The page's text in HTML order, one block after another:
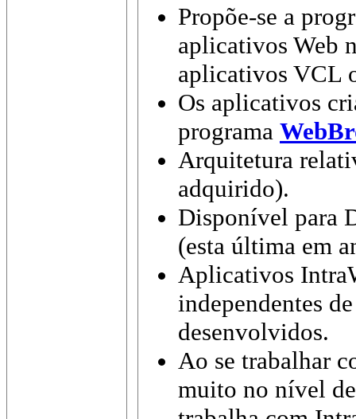
Propõe-se a
aplicativos Web
aplicativos VCL
Os aplicativos
programa
Arquitetura
adquirido).
Disponível para
(esta última em
Aplicativos
independentes
desenvolvidos.
Ao se trabalhar
muito no nível